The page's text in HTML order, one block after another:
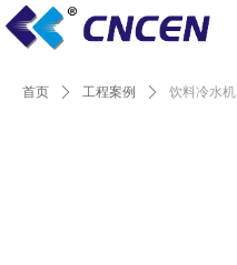
首页 ꄲ 工程案例 ꄲ 饮料冷水机